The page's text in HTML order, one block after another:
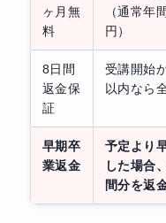
ヶ月無
料
（通常年
円）
8日間
返金保
証
受講開始
以内なら
早期卒
業返金
予定より
した場合
間分を返